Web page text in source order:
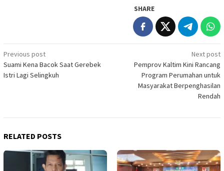
SHARE
Post
navigation
Previous post
Suami Kena Bacok Saat Gerebek
Istri Lagi Selingkuh
Next post
Pemprov Kaltim Kini Rancang
Program Perumahan untuk
Masyarakat Berpenghasilan
Rendah
RELATED POSTS